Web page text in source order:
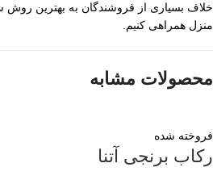
خلاف بسیاری از فروشندگان به بهترین
منزل همراهی کنیم.
محصولات مشابه
فروخته شده
رکاب برنجی آتنا